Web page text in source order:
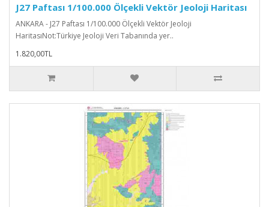
J27 Paftası 1/100.000 Ölçekli Vektör Jeoloji Haritası
ANKARA - J27 Paftası 1/100.000 Ölçekli Vektör Jeoloji
HaritasıNot:Türkiye Jeoloji Veri Tabanında yer..
1.820,00TL